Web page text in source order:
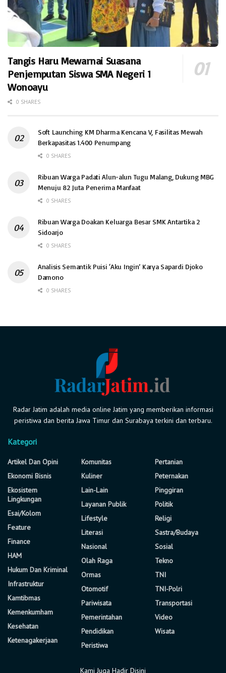
Tangis Haru Mewarnai Suasana
Penjemputan Siswa SMA Negeri 1
Wonoayu
0 SHARES
Soft Launching KM Dharma Kencana V, Fasilitas Mewah
Berkapasitas 1.400 Penumpang
0 SHARES
Ribuan Warga Padati Alun-alun Tugu Malang, Dukung MBG
Menuju 82 Juta Penerima Manfaat
0 SHARES
Ribuan Warga Doakan Keluarga Besar SMK Antartika 2
Sidoarjo
0 SHARES
Analisis Semantik Puisi ‘Aku Ingin’ Karya Sapardi Djoko
Damono
0 SHARES
Radar Jatim adalah media online Jatim yang memberikan informasi
peristiwa dan berita Jawa Timur dan Surabaya terkini dan terbaru.
Kategori
Artikel Dan Opini
Ekonomi Bisnis
Ekosistem
Lingkungan
Esai/Kolom
Feature
Finance
HAM
Hukum Dan Kriminal
Infrastruktur
Kamtibmas
Kemenkumham
Kesehatan
Ketenagakerjaan
Komunitas
Kuliner
Lain-Lain
Layanan Publik
Lifestyle
Literasi
Nasional
Olah Raga
Ormas
Otomotif
Pariwisata
Pemerintahan
Pendidikan
Peristiwa
Pertanian
Peternakan
Pinggiran
Politik
Religi
Sastra/Budaya
Sosial
Tekno
TNI
TNI-Polri
Transportasi
Video
Wisata
Kami Juga Hadir Disini